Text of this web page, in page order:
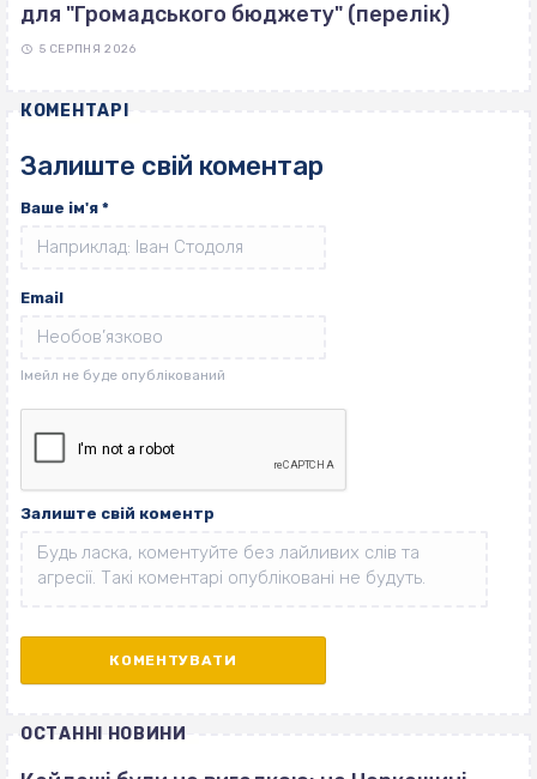
для "Громадського бюджету" (перелік)
5 СЕРПНЯ 2026
КОМЕНТАРІ
Залиште свій коментар
Ваше ім'я *
Email
Залиште свій коментр
ОСТАННІ НОВИНИ